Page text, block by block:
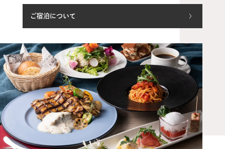
ご宿泊について